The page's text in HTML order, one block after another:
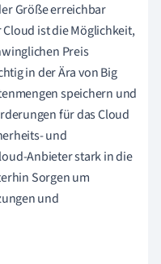
Größe erreichbar
ist die Möglichkeit,
Preis
in der Ära von Big
speichern und
für das Cloud
und
Anbieter stark in die
Sorgen um
und